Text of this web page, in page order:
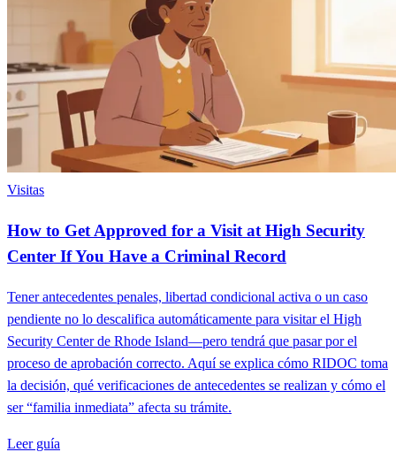
Visitas
How to Get Approved for a Visit at High Security
Center If You Have a Criminal Record
Tener antecedentes penales, libertad condicional activa o un caso
pendiente no lo descalifica automáticamente para visitar el High
Security Center de Rhode Island—pero tendrá que pasar por el
proceso de aprobación correcto. Aquí se explica cómo RIDOC toma
la decisión, qué verificaciones de antecedentes se realizan y cómo el
ser “familia inmediata” afecta su trámite.
Leer guía